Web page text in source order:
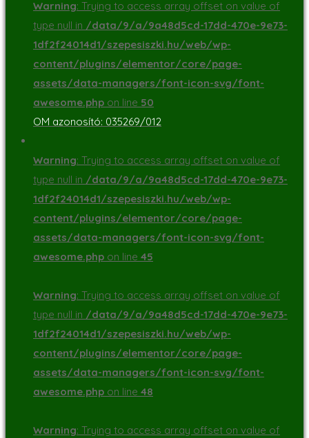
Warning: Trying to access array offset on value of
type null in /data/9/a/9a48d5cd-17dd-470e-9e73-
1df2f24014d1/szepesiszki.hu/web/wp-
content/plugins/elementor/core/page-
assets/data-managers/font-icon-svg/font-
awesome.php on line 50
OM azonosító: 035269/012
Warning: Trying to access array offset on value of
type null in /data/9/a/9a48d5cd-17dd-470e-9e73-
1df2f24014d1/szepesiszki.hu/web/wp-
content/plugins/elementor/core/page-
assets/data-managers/font-icon-svg/font-
awesome.php on line 45
Warning: Trying to access array offset on value of
type null in /data/9/a/9a48d5cd-17dd-470e-9e73-
1df2f24014d1/szepesiszki.hu/web/wp-
content/plugins/elementor/core/page-
assets/data-managers/font-icon-svg/font-
awesome.php on line 48
Warning: Trying to access array offset on value of